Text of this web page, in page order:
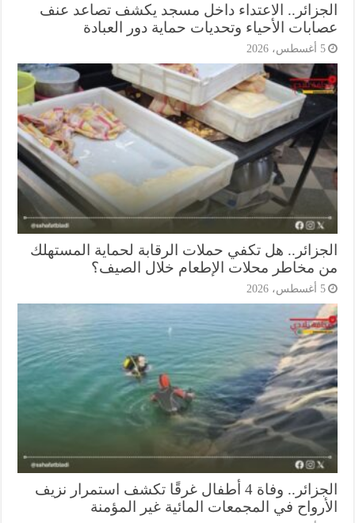
الاعتداء داخل مسجد يكشف تصاعد عنف
الأحياء وتحديات حماية دور العبادة
هل تكفي حملات الرقابة لحماية المستهلك
مخاطر محلات الإطعام خلال الصيف؟
الجزائر.. وفاة 4 أطفال غرقًا تكشف استمرار نزيف
في المجمعات المائية غير المؤمنة